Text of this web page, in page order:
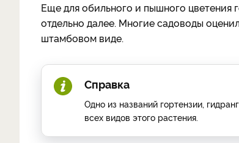
Еще для обильного и пышного цветения
отдельно далее. Многие садоводы
штамбовом виде.
Справка
Одно из названий гортензии,
всех видов этого растения.